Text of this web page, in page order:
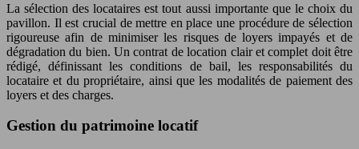
La sélection des locataires est tout aussi importante que le choix du
pavillon. Il est crucial de mettre en place une procédure de sélection
rigoureuse afin de minimiser les risques de loyers impayés et de
dégradation du bien. Un contrat de location clair et complet doit être
rédigé, définissant les conditions de bail, les responsabilités du
locataire et du propriétaire, ainsi que les modalités de paiement des
loyers et des charges.
Gestion du patrimoine locatif